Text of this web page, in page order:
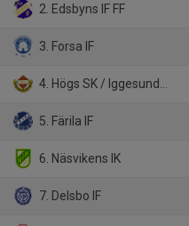
2. Edsbyns IF FF
3. Forsa IF
4. Högs SK / Iggesunds IK
5. Färila IF
6. Näsvikens IK
7. Delsbo IF